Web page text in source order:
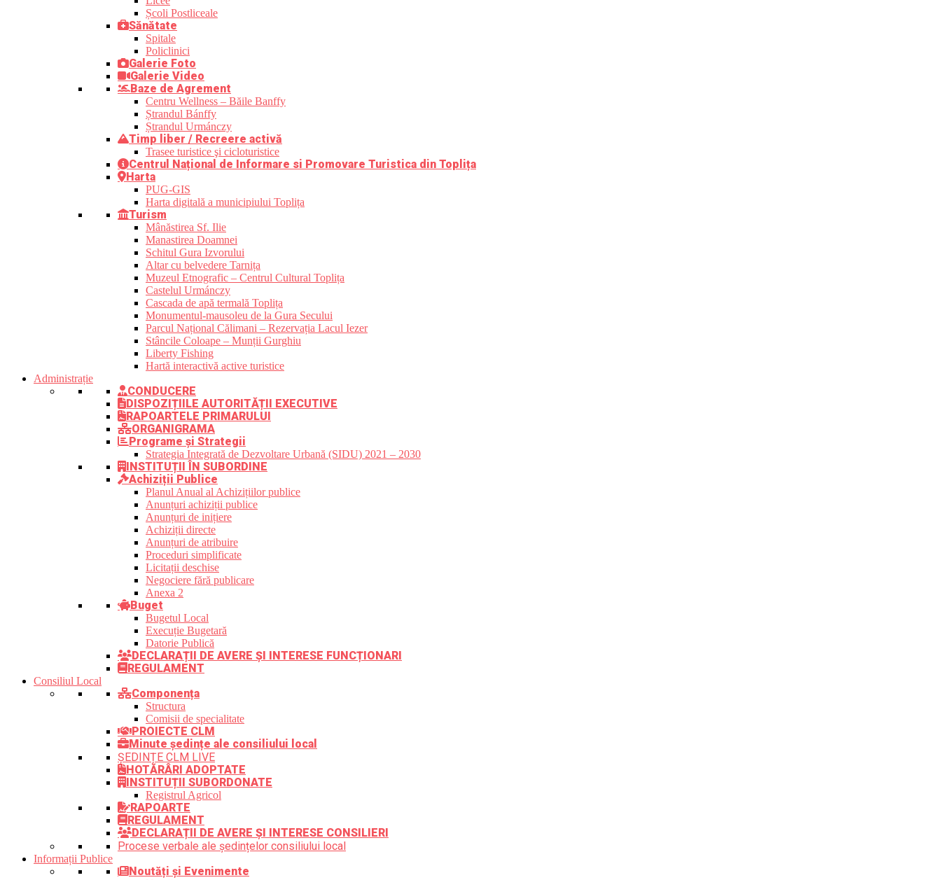
Școli Postliceale
Sănătate
Spitale
Policlinici
Galerie Foto
Galerie Video
Baze de Agrement
Centru Wellness – Băile Banffy
Ștrandul Bánffy
Ștrandul Urmánczy
Timp liber / Recreere activă
Trasee turistice şi cicloturistice
Centrul Național de Informare si Promovare Turistica din Toplița
Harta
PUG-GIS
Harta digitală a municipiului Toplița
Turism
Mânăstirea Sf. Ilie
Manastirea Doamnei
Schitul Gura Izvorului
Altar cu belvedere Tarnița
Muzeul Etnografic – Centrul Cultural Toplița
Castelul Urmánczy
Cascada de apă termală Toplița
Monumentul-mausoleu de la Gura Secului
Parcul Național Călimani – Rezervația Lacul Iezer
Stâncile Coloape – Munții Gurghiu
Liberty Fishing
Hartă interactivă active turistice
Administrație
CONDUCERE
DISPOZIȚIILE AUTORITĂȚII EXECUTIVE
RAPOARTELE PRIMARULUI
ORGANIGRAMA
Programe și Strategii
Strategia Integrată de Dezvoltare Urbană (SIDU) 2021 – 2030
INSTITUȚII ÎN SUBORDINE
Achiziții Publice
Planul Anual al Achizițiilor publice
Anunțuri achiziții publice
Anunțuri de inițiere
Achiziții directe
Anunțuri de atribuire
Proceduri simplificate
Licitații deschise
Negociere fără publicare
Anexa 2
Buget
Bugetul Local
Execuție Bugetară
Datorie Publică
DECLARAȚII DE AVERE ȘI INTERESE FUNCȚIONARI
REGULAMENT
Consiliul Local
Componența
Structura
Comisii de specialitate
PROIECTE CLM
Minute ședințe ale consiliului local
ȘEDINȚE CLM LIVE
HOTĂRÂRI ADOPTATE
INSTITUȚII SUBORDONATE
Registrul Agricol
RAPOARTE
REGULAMENT
DECLARAȚII DE AVERE ȘI INTERESE CONSILIERI
Procese verbale ale ședințelor consiliului local
Informații Publice
Noutăți și Evenimente